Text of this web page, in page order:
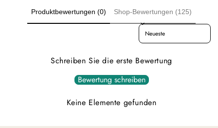
Produktbewertungen (0) Shop-Bewertungen (125)
Sort reviews by
Schreiben Sie die erste Bewertung
Bewertung schreiben
Keine Elemente gefunden